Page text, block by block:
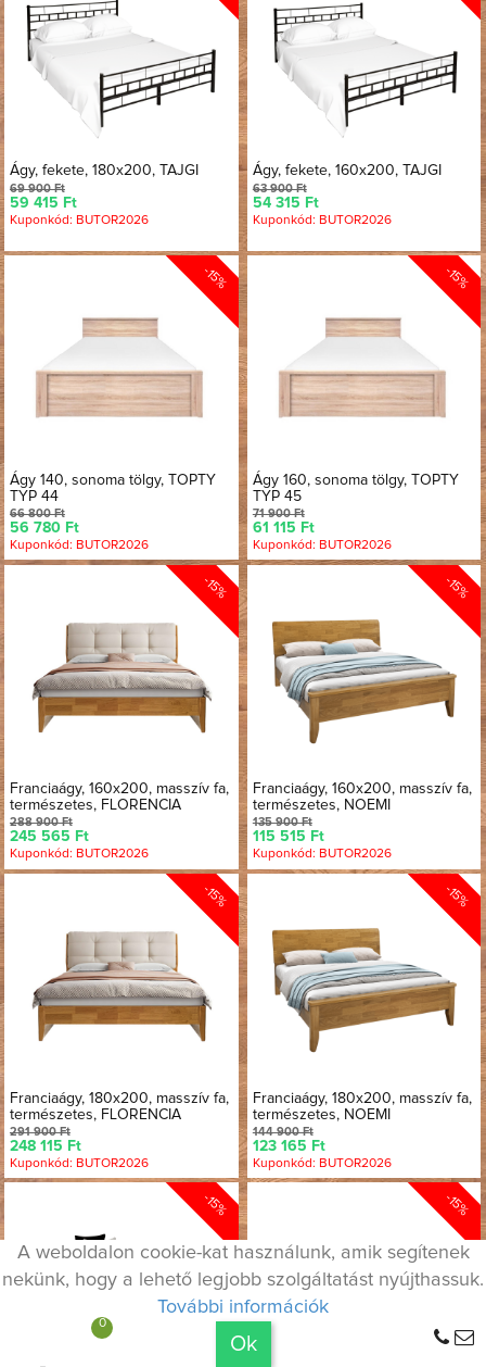
0
A TELJES RENDELÉSRE!
Ágy, fekete, 180x200, TAJGI
69 900 Ft
59 415 Ft
Kuponkód: BUTOR2026
Ágy, fekete, 160x200, TAJGI
63 900 Ft
54 315 Ft
Kuponkód: BUTOR2026
-15%
Ágy 140, sonoma tölgy, TOPTY
TYP 44
66 800 Ft
56 780 Ft
Kuponkód: BUTOR2026
-15%
Ágy 160, sonoma tölgy, TOPTY
TYP 45
71 900 Ft
61 115 Ft
Kuponkód: BUTOR2026
-15%
Franciaágy, 160x200, masszív fa,
természetes, FLORENCIA
288 900 Ft
245 565 Ft
Kuponkód: BUTOR2026
-15%
Franciaágy, 160x200, masszív fa,
természetes, NOEMI
135 900 Ft
115 515 Ft
Kuponkód: BUTOR2026
-15%
Franciaágy, 180x200, masszív fa,
természetes, FLORENCIA
291 900 Ft
248 115 Ft
Kuponkód: BUTOR2026
-15%
Franciaágy, 180x200, masszív fa,
természetes, NOEMI
144 900 Ft
123 165 Ft
Kuponkód: BUTOR2026
-15% -15%
A weboldalon cookie-kat használunk, amik segítenek
nekünk, hogy a lehető legjobb szolgáltatást nyújthassuk.
További információk
Ok